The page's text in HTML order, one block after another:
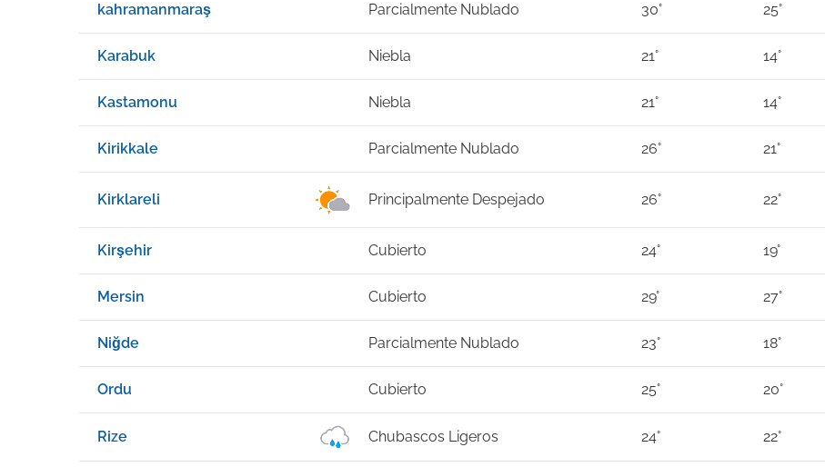
kahramanmaraş Parcialmente Nublado 30° 25°
Karabuk Niebla 21° 14°
Kastamonu Niebla 21° 14°
Kirikkale Parcialmente Nublado 26° 21°
Kirklareli Principalmente Despejado 26° 22°
Kirşehir Cubierto 24° 19°
Mersin Cubierto 29° 27°
Niğde Parcialmente Nublado 23° 18°
Ordu Cubierto 25° 20°
Rize Chubascos Ligeros 24° 22°